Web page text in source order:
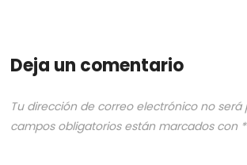
Deja un comentario
Tu dirección de correo electrónico no será
campos obligatorios están marcados con *